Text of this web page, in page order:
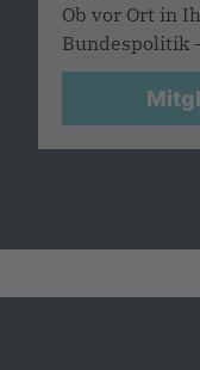
Ob vor Ort in
Bundespolitik